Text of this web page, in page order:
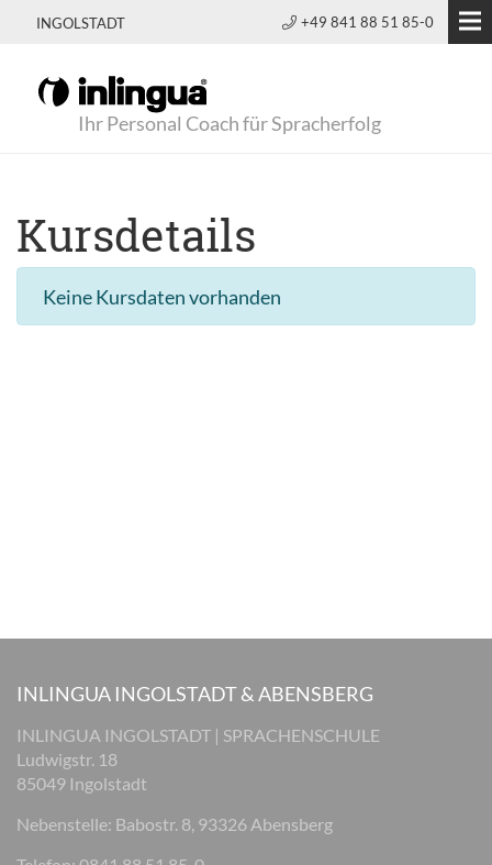
INGOLSTADT +49 841 88 51 85-0
Ihr Personal Coach für Spracherfolg
Kursdetails
Keine Kursdaten vorhanden
INLINGUA INGOLSTADT & ABENSBERG
INLINGUA INGOLSTADT | SPRACHENSCHULE
Ludwigstr. 18
85049 Ingolstadt
Nebenstelle: Babostr. 8, 93326 Abensberg